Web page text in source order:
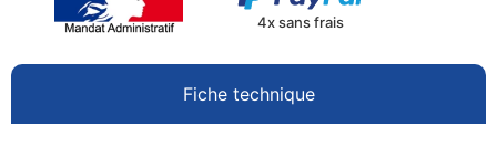
4x sans frais
Fiche technique